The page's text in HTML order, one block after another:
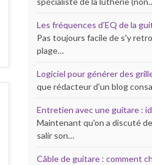
Les fréquences d’EQ de la
Pas toujours facile de s'y
plage…
Logiciel pour générer des
que rédacteur d'un blog
Entretien avec une guitare :
Maintenant qu'on a discuté
salir son…
Câble de guitare : comment